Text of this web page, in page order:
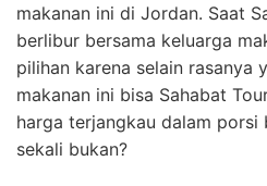
makanan ini di Jordan. Saat
berlibur bersama keluarga
pilihan karena selain rasanya
makanan ini bisa Sahabat
harga terjangkau dalam porsi
sekali bukan?